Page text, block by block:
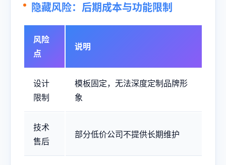
隐藏风险：后期成本与功能限制
风险
点
说明
设计
限制
模板固定，无法深度定制品牌形
象
技术
售后
部分低价公司不提供长期维护